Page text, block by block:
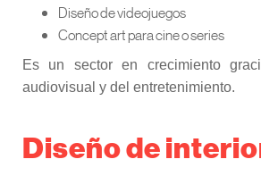
Diseño de videojuegos
Concept art para cine o series
Es un sector en crecimiento
audiovisual y del entretenimiento.
Diseño de